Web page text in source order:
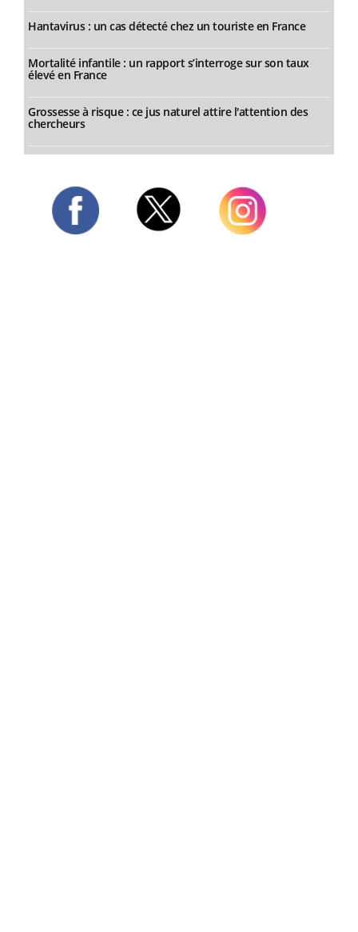
Hantavirus : un cas détecté chez un touriste en France
Mortalité infantile : un rapport s’interroge sur son taux
élevé en France
Grossesse à risque : ce jus naturel attire l'attention des
chercheurs